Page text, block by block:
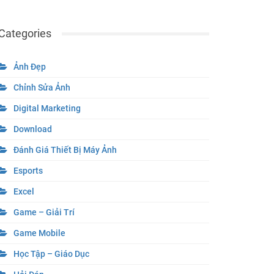
Ảnh Đẹp
Chỉnh Sửa Ảnh
Digital Marketing
Download
Đánh Giá Thiết Bị Máy Ảnh
Esports
Excel
Game – Giải Trí
Game Mobile
Học Tập – Giáo Dục